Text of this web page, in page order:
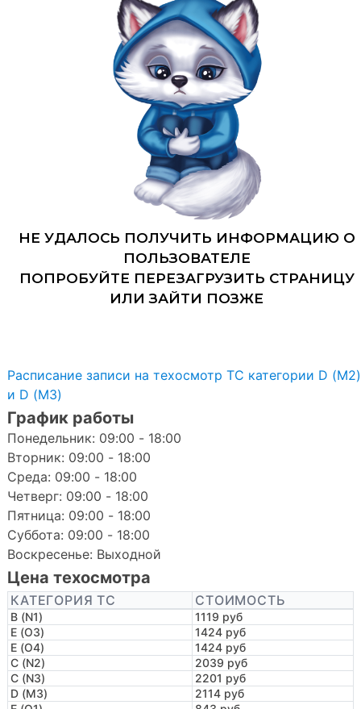
Расписание записи на техосмотр ТС категории D (M2)
и D (M3)
График работы
Понедельник: 09:00 - 18:00
Вторник: 09:00 - 18:00
Среда: 09:00 - 18:00
Четверг: 09:00 - 18:00
Пятница: 09:00 - 18:00
Суббота: 09:00 - 18:00
Воскресенье: Выходной
Цена техосмотра
КАТЕГОРИЯ ТС СТОИМОСТЬ
B (N1)
1119 руб
E (O3)
1424 руб
E (O4)
1424 руб
C (N2)
2039 руб
C (N3)
2201 руб
D (M3)
2114 руб